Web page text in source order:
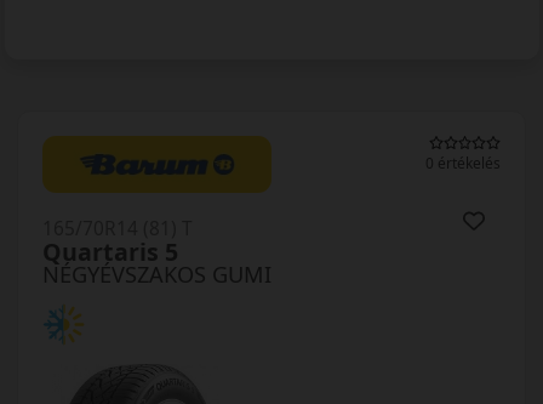
0 értékelés
NÉGYÉVSZAKOS GUMI
Quartaris 5